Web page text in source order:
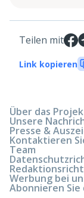
Teilen mit
Link kopieren
Über das
Unsere
Presse &
Kontaktieren
Team
Werbung bei
Abonnieren